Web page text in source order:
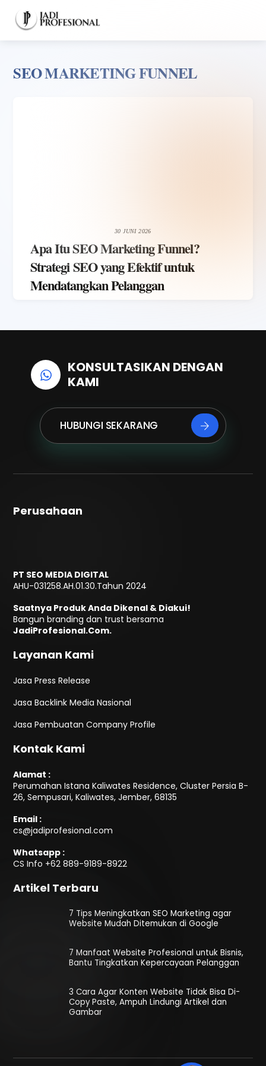
content
SEO MARKETING FUNNEL
30 JUNI 2026
Apa Itu SEO Marketing Funnel?
Strategi SEO yang Efektif untuk
Mendatangkan Pelanggan
KONSULTASIKAN DENGAN
KAMI
HUBUNGI SEKARANG
Perusahaan
PT SEO MEDIA DIGITAL
AHU-031258.AH.01.30.Tahun 2024
Saatnya Produk Anda Dikenal & Diakui!
Bangun branding dan trust bersama
JadiProfesional.Com.
Layanan Kami
Jasa Press Release
Jasa Backlink Media Nasional
Jasa Pembuatan Company Profile
Kontak Kami
Alamat :
Perumahan Istana Kaliwates Residence, Cluster Persia B-
26, Sempusari, Kaliwates, Jember, 68135
Email :
cs@jadiprofesional.com
Whatsapp :
CS Info +62 889-9189-8922
Artikel Terbaru
7 Tips Meningkatkan SEO Marketing agar
Website Mudah Ditemukan di Google
7 Manfaat Website Profesional untuk Bisnis,
Bantu Tingkatkan Kepercayaan Pelanggan
3 Cara Agar Konten Website Tidak Bisa Di-
Copy Paste, Ampuh Lindungi Artikel dan
Gambar